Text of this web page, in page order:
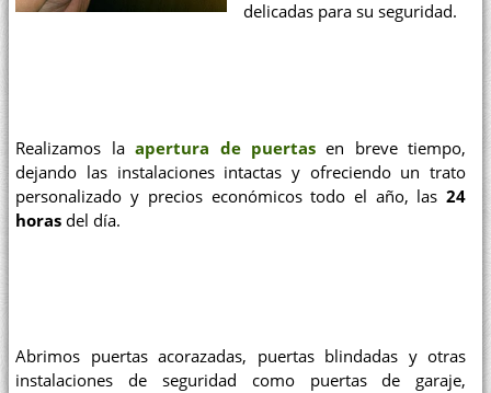
delicadas para su seguridad.
Realizamos laapertura de puertas en breve tiempo,
dejando las instalaciones intactas y ofreciendo un trato
personalizado y precios económicos todo el año, las 24
horas del día.
Abrimos puertas acorazadas, puertas blindadas y otras
instalaciones de seguridad como puertas de garaje,